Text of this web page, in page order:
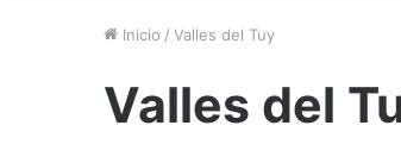
Inicio / Valles del Tuy
Valles del